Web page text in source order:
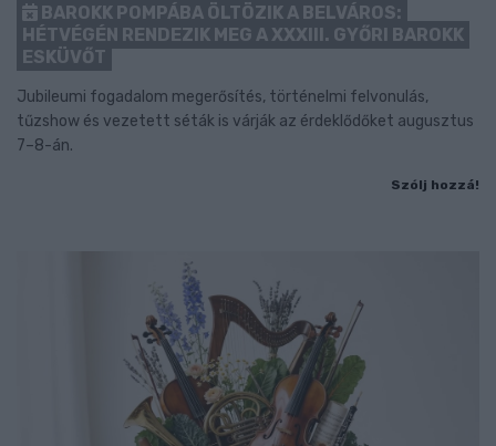
BAROKK POMPÁBA ÖLTÖZIK A BELVÁROS:
HÉTVÉGÉN RENDEZIK MEG A XXXIII. GYŐRI BAROKK
ESKÜVŐT
Jubileumi fogadalom megerősítés, történelmi felvonulás,
tűzshow és vezetett séták is várják az érdeklődőket augusztus
7–8-án.
Szólj hozzá!